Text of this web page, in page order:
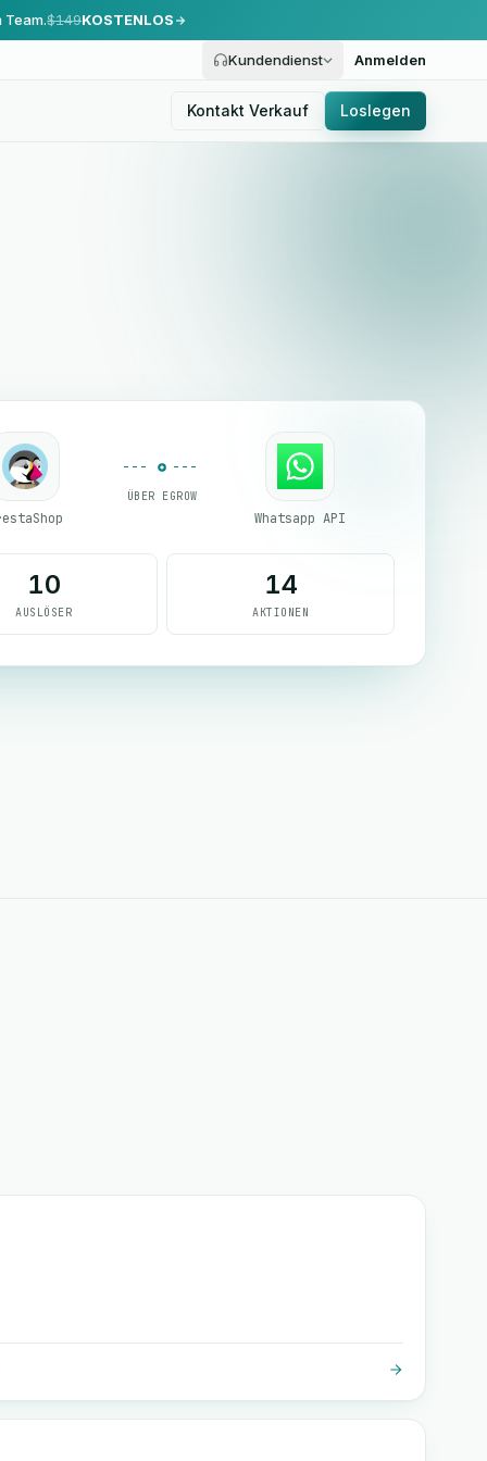
Team.$149KOSTENLOS
Kundendienst Anmelden
Kontakt Verkauf Loslegen
ÜBER EGROW
Whatsapp API
10
AUSLÖSER
14
AKTIONEN